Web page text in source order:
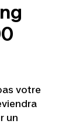
votre
un